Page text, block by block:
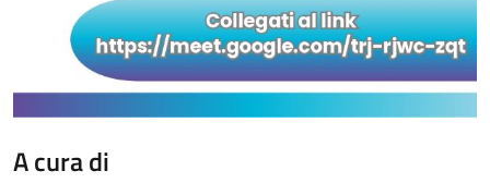
A cura di